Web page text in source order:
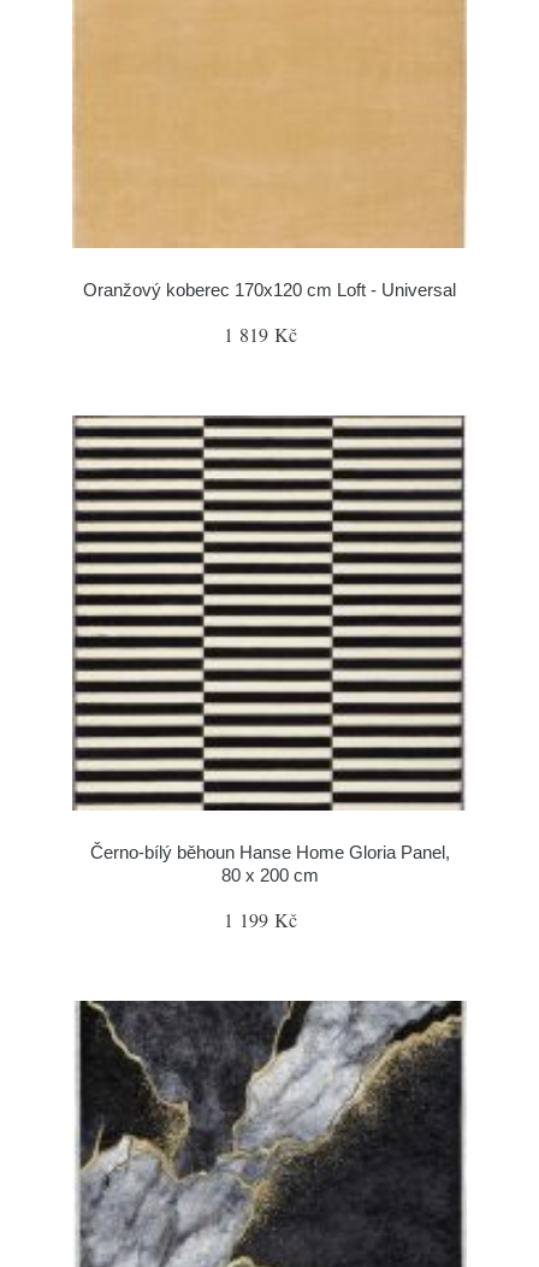
Oranžový koberec 170x120 cm Loft - Universal
1 819 Kč
Černo-bílý běhoun Hanse Home Gloria Panel,
80 x 200 cm
1 199 Kč